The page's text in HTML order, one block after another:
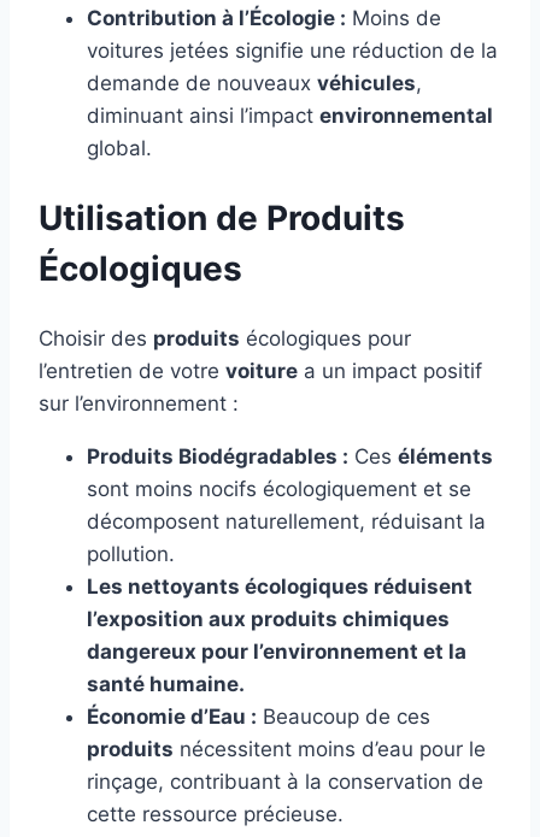
Contribution à l’Écologie : Moins de
voitures jetées signifie une réduction de la
demande de nouveaux véhicules,
diminuant ainsi l’impact environnemental
global.
Utilisation de Produits
Écologiques
Choisir des produits écologiques pour
l’entretien de votre voiture a un impact positif
sur l’environnement :
Produits Biodégradables : Ces éléments
sont moins nocifs écologiquement et se
décomposent naturellement, réduisant la
pollution.
Les nettoyants écologiques réduisent
l’exposition aux produits chimiques
dangereux pour l’environnement et la
santé humaine.
Économie d’Eau : Beaucoup de ces
produits nécessitent moins d’eau pour le
rinçage, contribuant à la conservation de
cette ressource précieuse.